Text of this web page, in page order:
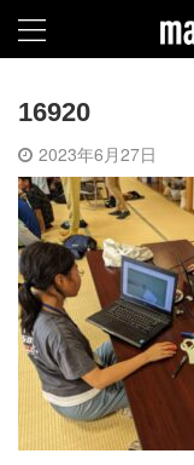
16920
2023年6月27日